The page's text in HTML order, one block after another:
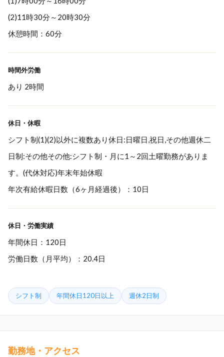
(2)11時30分～20時30分
休憩時間：60分
時間外労働
あり 2時間
休日・休暇
シフト制(1)(2)以外に複数あり休日:日曜日,祝日,その他週休二
日制:その他その他:シフト制・月に1～2回土曜勤務がありま
す。(代休対応)年末年始休暇
年次有給休暇日数（6ヶ月経過後）：10日
休日・労働実績
年間休日：120日
労働日数（月平均）：20.4日
シフト制 年間休日120日以上 週休2日制
勤務地・アクセス